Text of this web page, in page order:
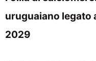
uruguaiano legato
2029